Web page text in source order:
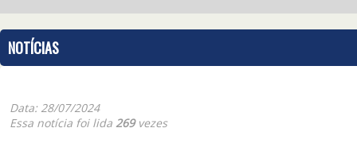
NOTÍCIAS
Data: 28/07/2024
Essa notícia foi lida 269vezes